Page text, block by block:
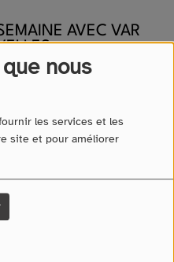
nous
les services et les
site et pour améliorer
AVEC VAR
POUR LES
LES JARDINS
BEL AIR
- ALEXIS
DES
CORNU